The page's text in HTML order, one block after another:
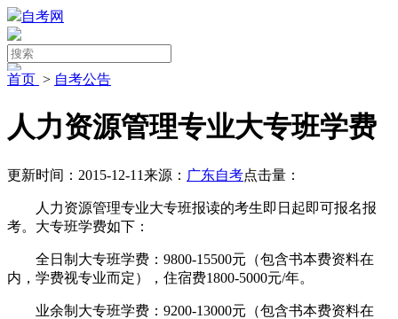
自考网
首页 > 自考公告
人力资源管理专业大专班学费
更新时间：2015-12-11来源： 广东自考点击量：
人力资源管理专业大专班报读的考生即日起即可报名报
考。大专班学费如下：
全日制大专班学费：9800-15500元（包含书本费资料在
内，学费视专业而定），住宿费1800-5000元/年。
业余制大专班学费：9200-13000元（包含书本费资料在